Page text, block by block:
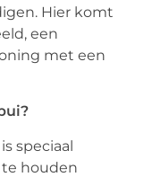
Hier komt
een
met een
speciaal
houden